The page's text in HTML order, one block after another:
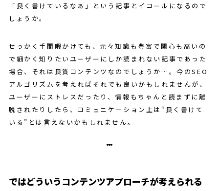
「良く書けているなぁ」という記事とイコールになるので
しょうか。
せっかく手間暇かけても、元々知識も豊富で関心も高いの
で細かく知りたいユーザーにしか読まれない記事であった
場合、それは良質コンテンツなのでしょうか…。今のSEO
アルゴリズムを考えればそれでも良いかもしれませんが、
ユーザーにストレスだったり、情報もちゃんと読まずに離
脱されたりしたら、コミュニケーション上は“良く書けて
いる”とは言えないかもしれません。
ではどういうコンテンツアプローチが考えられる